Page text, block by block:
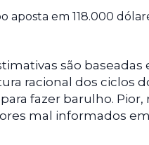
aposta em 118.000
são
racional dos ciclos
fazer barulho.
mal informados